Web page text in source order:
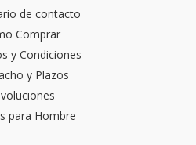
de contacto
Comprar
y Condiciones
y Plazos
para Hombre